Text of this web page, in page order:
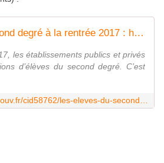
Les élèves du second degré à la rentrée 2017 : hausse dans les collèges et dans les formations générales et technologiques au lycée
les établissements publics et privés
d’élèves du second degré. C’est